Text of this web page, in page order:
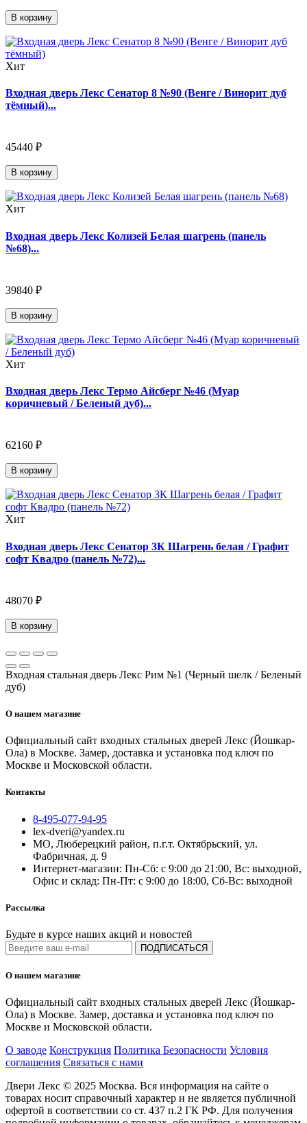
В корзину
Хит
Входная дверь Лекс Сенатор 8 №90 (Венге / Винорит дуб
тёмный)...
45440 ₽
В корзину
Хит
Входная дверь Лекс Колизей Белая шагрень (панель
№68)...
39840 ₽
В корзину
Хит
Входная дверь Лекс Термо Айсберг №46 (Муар
коричневый / Беленый дуб)...
62160 ₽
В корзину
Хит
Входная дверь Лекс Сенатор 3К Шагрень белая / Графит
софт Квадро (панель №72)...
48070 ₽
В корзину
Входная стальная дверь Лекс Рим №1 (Черный шелк / Беленый
дуб)
О нашем магазине
Официальный сайт входных стальных дверей Лекс (Йошкар-
Ола) в Москве. Замер, доставка и установка под ключ по
Москве и Московской области.
Контакты
8-495-077-94-95
lex-dveri@yandex.ru
МО, Люберецкий район, п.г.т. Октябрьский, ул.
Фабричная, д. 9
Интернет-магазин: Пн-Сб: с 9:00 до 21:00, Вс: выходной,
Офис и склад: Пн-Пт: с 9:00 до 18:00, Сб-Вс: выходной
Рассылка
Будьте в курсе наших акций и новостей
ПОДПИСАТЬСЯ
О нашем магазине
Официальный сайт входных стальных дверей Лекс (Йошкар-
Ола) в Москве. Замер, доставка и установка под ключ по
Москве и Московской области.
О заводе Конструкция Политика Безопасности Условия
соглашения Связаться с нами
Двери Лекс © 2025 Москва. Вся информация на сайте о
товарах носит справочный характер и не является публичной
офертой в соответствии со ст. 437 п.2 ГК РФ. Для получения